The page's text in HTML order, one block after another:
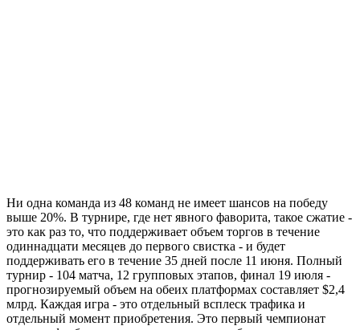
Ни одна команда из 48 команд не имеет шансов на победу
выше 20%. В турнире, где нет явного фаворита, такое сжатие -
это как раз то, что поддерживает объем торгов в течение
одиннадцати месяцев до первого свистка - и будет
поддерживать его в течение 35 дней после 11 июня. Полный
турнир - 104 матча, 12 групповых этапов, финал 19 июля -
прогнозируемый объем на обеих платформах составляет $2,4
млрд. Каждая игра - это отдельный всплеск трафика и
отдельный момент приобретения. Это первый чемпионат